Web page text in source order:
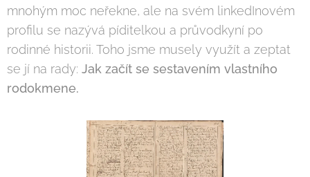
mnohým moc neřekne, ale na svém linkedInovém
profilu se nazývá píditelkou a průvodkyní po
rodinné historii. Toho jsme musely využít a zeptat
se jí na rady: Jak začít se sestavením vlastního
rodokmene.